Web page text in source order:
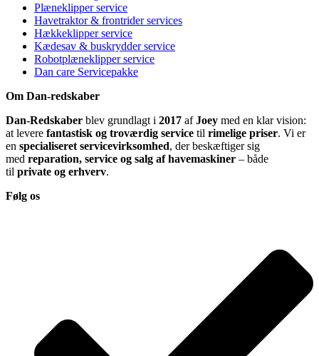
Plæneklipper service
Havetraktor & frontrider services
Hækkeklipper service
Kædesav & buskrydder service
Robotplæneklipper service
Dan care Servicepakke
Om Dan-redskaber
Dan-Redskaber blev grundlagt i 2017 afJoey med en klar vision:
at levere fantastisk og troværdig service til rimelige priser. Vi er
en specialiseret servicevirksomhed, der beskæftiger sig
med reparation, service og salg af havemaskiner – både
til private og erhverv.
Følg os